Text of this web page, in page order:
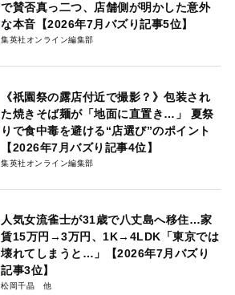
で賛否真っ二つ、店舗側が明かした意外
な本音【2026年7月バズり記事5位】
集英社オンライン編集部
《祇園祭の露店付近で撮影？》包装され
た焼きそば麺が「地面に直置き…」 夏祭
りで食中毒を避ける“店選び”のポイント
【2026年7月バズり記事4位】
集英社オンライン編集部
人気女流雀士が31歳で八丈島へ移住…家
賃15万円→3万円、1K→4LDK「東京では
壊れてしまうと…」【2026年7月バズり
記事3位】
松岡千晶